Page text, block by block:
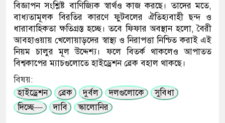
বিজ্ঞাপন সংশ্লিষ্ট বাণিজ্যিক স্বার্থও কাজ করছে। তাদের মতে,
বাধ্যতামূলক বিরতির কারণে ফুটবলের ঐতিহ্যবাহী ছন্দ ও
ধারাবাহিকতা ক্ষতিগ্রস্ত হচ্ছে। তবে ফিফার অবস্থান হলো, বৈরী
আবহাওয়ায় খেলোয়াড়দের স্বাস্থ্য ও নিরাপত্তা নিশ্চিত করাই এই
নিয়ম চালুর মূল উদ্দেশ্য। ফলে বিতর্ক থাকলেও আপাতত
বিশ্বকাপের ম্যাচগুলোতে হাইড্রেশন ব্রেক বহাল থাকছে।
বিষয়:
হাইড্রেশন
ব্রেক দুর্বল দলগুলোকে
সুবিধা
দিচ্ছে—
দাবি স্কালোনির